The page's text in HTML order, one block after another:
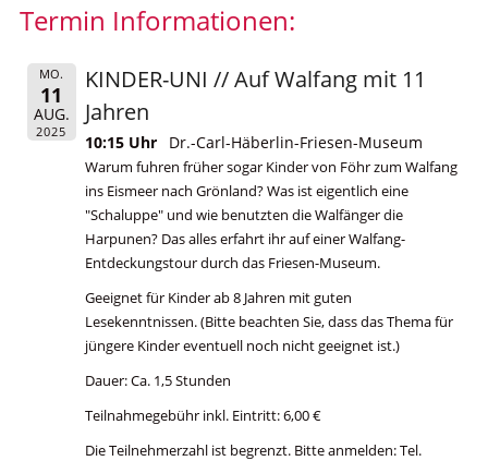
Termin Informationen:
MO.
11
AUG.
2025
KINDER-UNI // Auf Walfang mit 11
Jahren
10:15 Uhr Dr.-Carl-Häberlin-Friesen-Museum
Warum fuhren früher sogar Kinder von Föhr zum Walfang
ins Eismeer nach Grönland? Was ist eigentlich eine
"Schaluppe" und wie benutzten die Walfänger die
Harpunen? Das alles erfahrt ihr auf einer Walfang-
Entdeckungstour durch das Friesen-Museum.
Geeignet für Kinder ab 8 Jahren mit guten
Lesekenntnissen. (Bitte beachten Sie, dass das Thema für
jüngere Kinder eventuell noch nicht geeignet ist.)
Dauer: Ca. 1,5 Stunden
Teilnahmegebühr inkl. Eintritt: 6,00 €
Die Teilnehmerzahl ist begrenzt. Bitte anmelden: Tel.